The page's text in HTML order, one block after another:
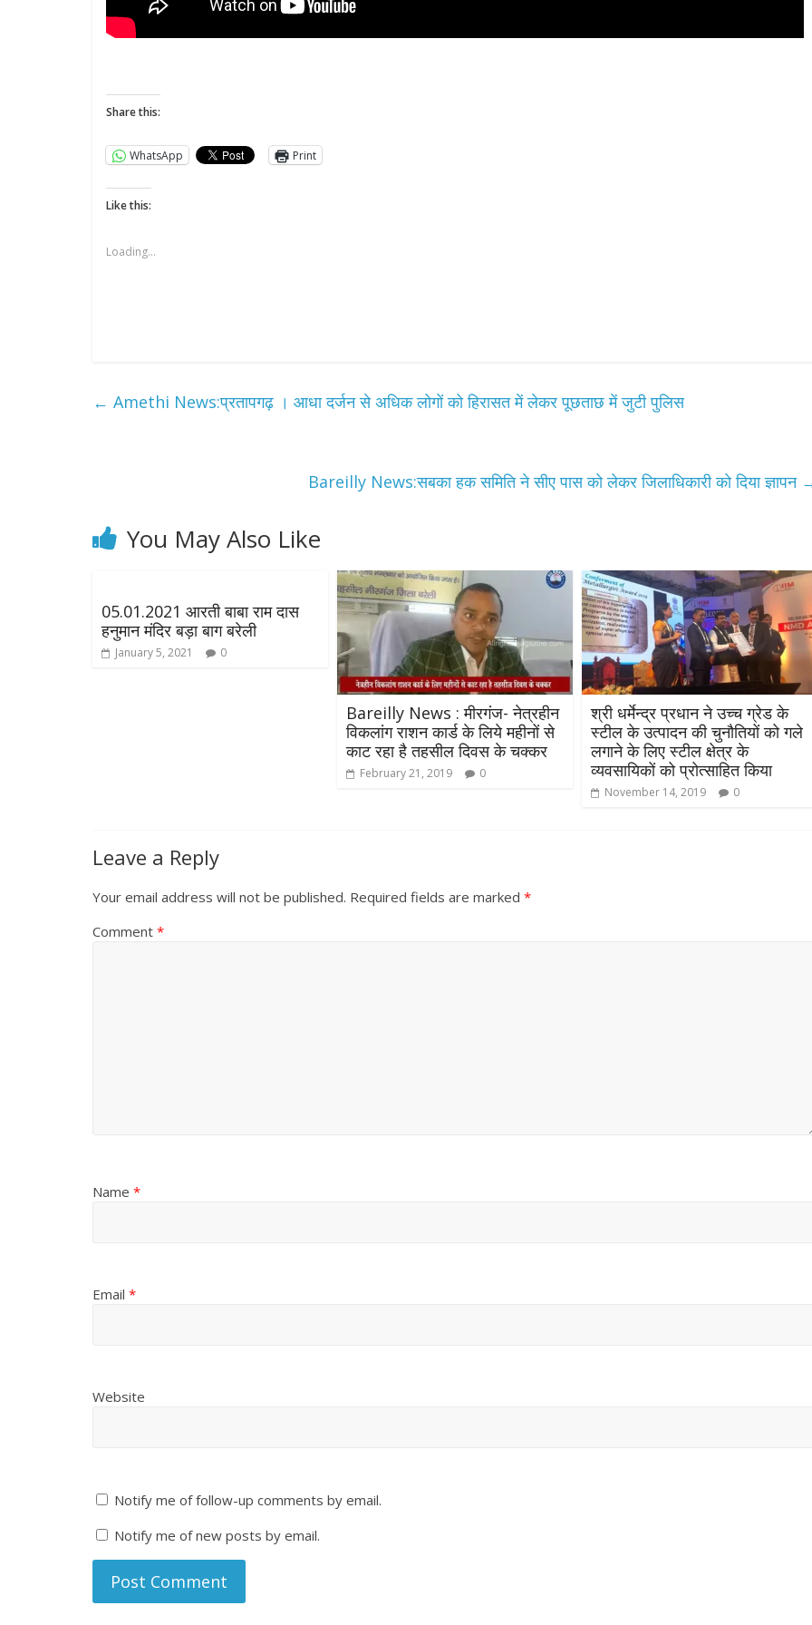
Share this:
WhatsApp Print
Like this:
Loading...
← Amethi News:प्रतापगढ़ । आधा दर्जन से अधिक लोगों को हिरासत में लेकर पूछताछ में जुटी पुलिस
Bareilly News:सबका हक समिति ने सीए पास को लेकर जिलाधिकारी को दिया ज्ञापन
You May Also Like
05.01.2021 आरती बाबा राम दास
हनुमान मंदिर बड़ा बाग बरेली
January 5, 2021 0
Bareilly News : मीरगंज- नेत्रहीन
विकलांग राशन कार्ड के लिये महीनों से
काट रहा है तहसील दिवस के चक्कर
February 21, 2019 0
श्री धर्मेन्द्र प्रधान ने उच्च ग्रेड के
स्टील के उत्पादन की चुनौतियों को गले
लगाने के लिए स्टील क्षेत्र के
व्यवसायिकों को प्रोत्साहित किया
November 14, 2019 0
Leave a Reply
Your email address will not be published. Required fields are marked *
Comment *
Name *
Email *
Website
Notify me of follow-up comments by email.
Notify me of new posts by email.
All Rights News Bareilly
Pradesh
राजनीति हॉट राजनीतिक
समाजवादी पार्टी ने किया महंगाई के
खिलाफ प्रदर्शन
August 4, 2021 Editor All Rights 0
प्रथम आगमन पर नवनियुक्त प्रदेश
उपाध्यक्ष सोनू बाल्मीकि का किया गया